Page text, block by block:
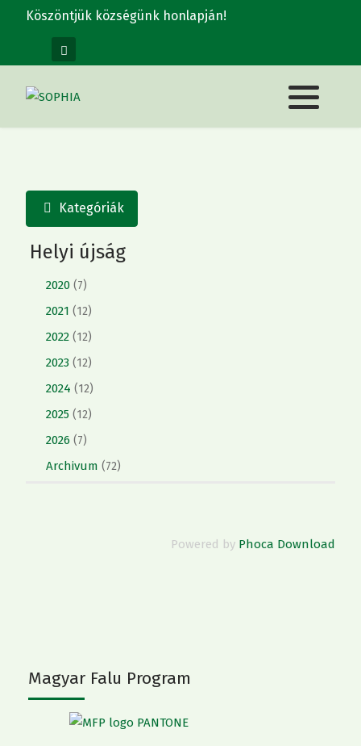
Köszöntjük községünk honlapján!
Magyar Falu Program
Kategóriák
Helyi újság
2020 (7)
2021 (12)
2022 (12)
2023 (12)
2024 (12)
2025 (12)
2026 (7)
Archivum (72)
Powered by Phoca Download